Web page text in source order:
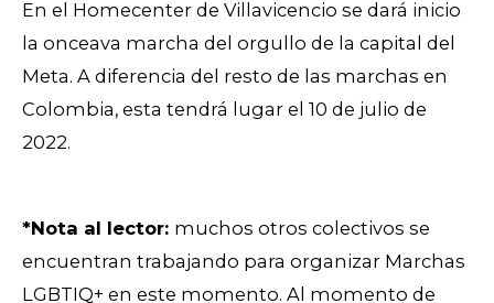
En el Homecenter de Villavicencio se dará inicio
la onceava marcha del orgullo de la capital del
Meta. A diferencia del resto de las marchas en
Colombia, esta tendrá lugar el 10 de julio de
2022.
*Nota al lector: muchos otros colectivos se
encuentran trabajando para organizar Marchas
LGBTIQ+ en este momento. Al momento de